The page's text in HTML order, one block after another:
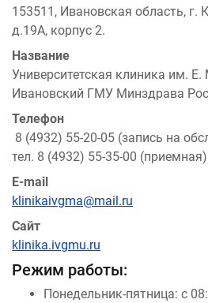
153511, Ивановская область, г.
д.19А, корпус 2.
Название
Университетская клиника им.
Ивановский ГМУ Минздрава
Телефон
8 (4932) 55-20-05 (запись на
тел. 8 (4932) 55-35-00 (приемная)
E-mail
klinikaivgma@mail.ru
Сайт
klinika.ivgmu.ru
Режим работы:
Понедельник-пятница: с